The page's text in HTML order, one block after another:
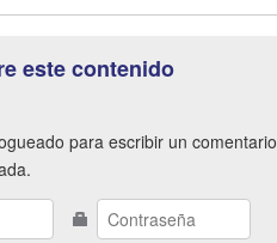
este contenido
para escribir un